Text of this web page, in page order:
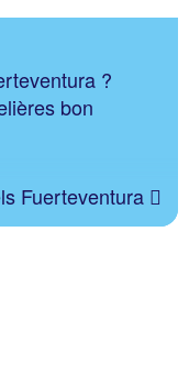
?
bon
Fuerteventura